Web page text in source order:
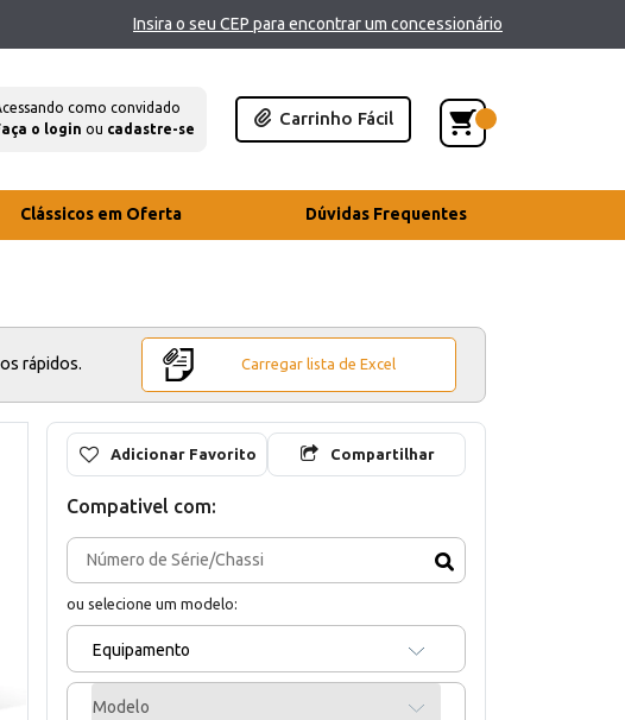
Insira o seu CEP para encontrar um concessionário
como convidado
o login ou cadastre-se
Carrinho Fácil
Clássicos em Oferta Dúvidas Frequentes
rápidos. Carregar lista de Excel
Adicionar Favorito Compartilhar
Compativel com:
ou selecione um modelo:
Equipamento
Modelo